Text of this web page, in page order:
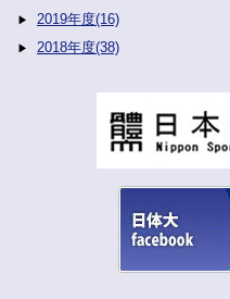
2019年度(16)
2018年度(38)